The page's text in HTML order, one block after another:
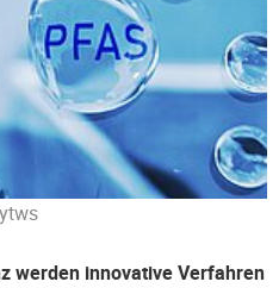
werden innovative Verfahren